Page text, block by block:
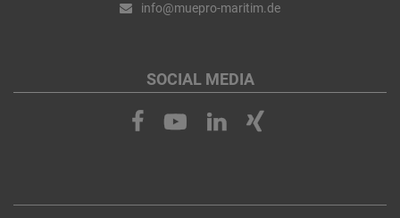
info@muepro-maritim.de
SOCIAL MEDIA